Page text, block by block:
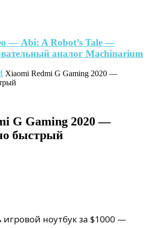
— Abi: A Robot’s Tale —
аналог Machinarium
Xiaomi Redmi G Gaming 2020 —
G Gaming 2020 —
быстрый
игровой ноутбук за $1000 —